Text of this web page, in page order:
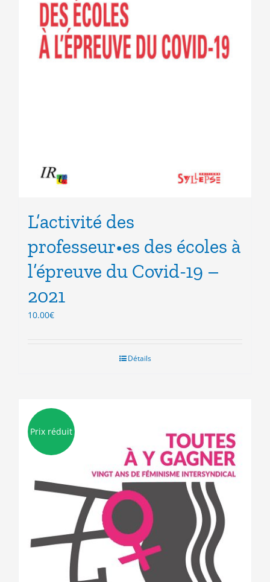
L’activité des
professeur•es des écoles à
l’épreuve du Covid-19 –
2021
10.00€
Détails
Prix réduit